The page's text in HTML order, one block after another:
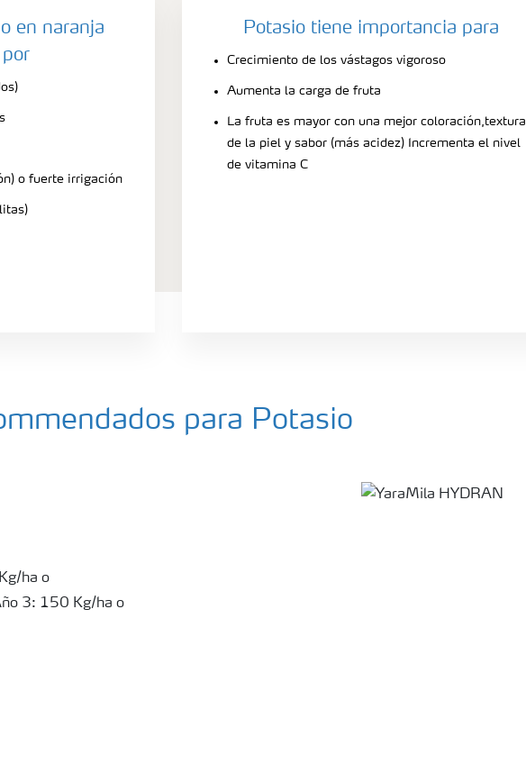
en naranja
o fuerte irrigación
Potasio tiene importancia para
Crecimiento de los vástagos vigoroso
Aumenta la carga de fruta
La fruta es mayor con una mejor coloración,textura
de la piel y sabor (más acidez) Incrementa el nivel
de vitamina C
para Potasio
ha o
3: 150 Kg/ha o